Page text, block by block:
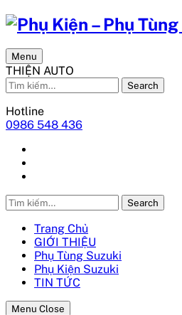
Menu
THIỆN AUTO
Search
Hotline
0986 548 436
Search
Trang Chủ
GIỚI THIỆU
Phụ Tùng Suzuki
Phụ Kiện Suzuki
TIN TỨC
Menu Close